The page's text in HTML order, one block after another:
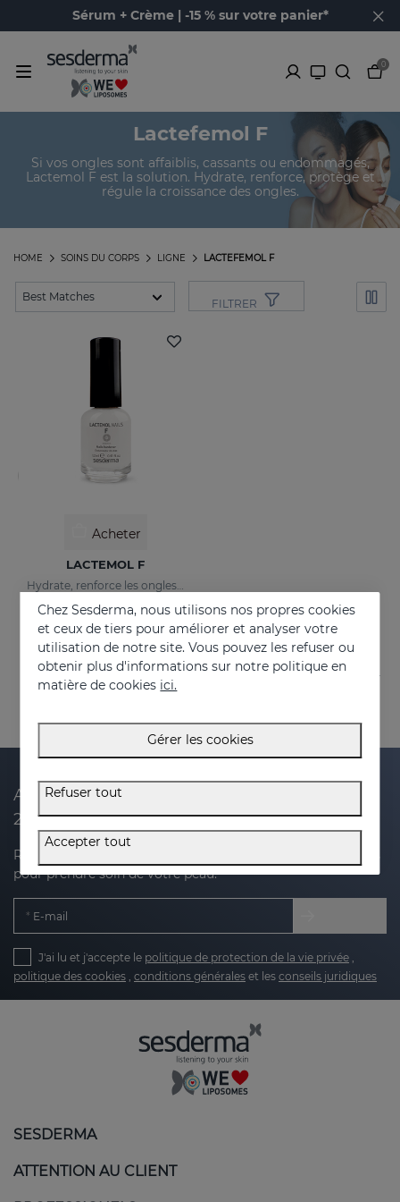
Sérum + Crème | -15 % sur votre panier*
0
Lactefemol F
Si vos ongles sont affaiblis, cassants ou endommagés,
Lactemol F est la solution. Hydrate, renforce, protège et
régule la croissance des ongles.
LACTEFEMOL F
LIGNE
SOINS DU CORPS
HOME
FILTRER
Acheter
LACTEMOL F
Hydrate, renforce les ongles en les rendant plus souples et résistants.
21.95 €
Abonnez-vous à notre newsletter et recevez
20 % de réduction sur votre prochain achat
Recevez des nouvelles, des offres exclusives et des conseils
pour prendre soin de votre peau.
E-mail
J'ai lu et j'accepte le politique de protection de la vie privée ,
politique des cookies , conditions générales et les conseils juridiques
SESDERMA
ATTENTION AU CLIENT
Chez Sesderma, nous utilisons nos propres cookies
et ceux de tiers pour améliorer et analyser votre
utilisation de notre site. Vous pouvez les refuser ou
obtenir plus d'informations sur notre politique en
matière de cookies ici.
Gérer les cookies
Refuser tout
Accepter tout